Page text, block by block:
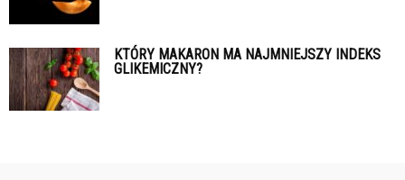
KTÓRY MAKARON MA NAJMNIEJSZY INDEKS
GLIKEMICZNY?